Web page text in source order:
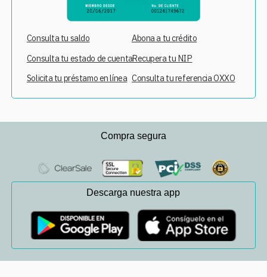
Consulta tu saldo
Consulta tu estado de cuenta
Solicita tu préstamo en línea
Abona a tu crédito
Recupera tu NIP
Consulta tu referencia OXXO
Compra segura
Descarga nuestra app